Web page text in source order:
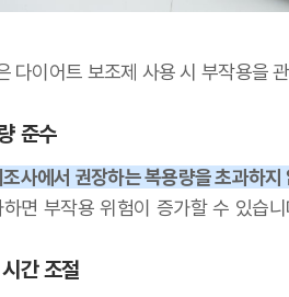
다이어트 보조제 사용 시 부작용을
준수
사에서 권장하는 복용량을 초과하지
하면 부작용 위험이 증가할 수 있습니
간 조절